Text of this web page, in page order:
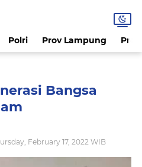
Polri Prov Lampung
Bangsa
February 17, 2022 WIB